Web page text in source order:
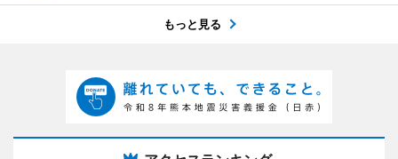
もっと見る